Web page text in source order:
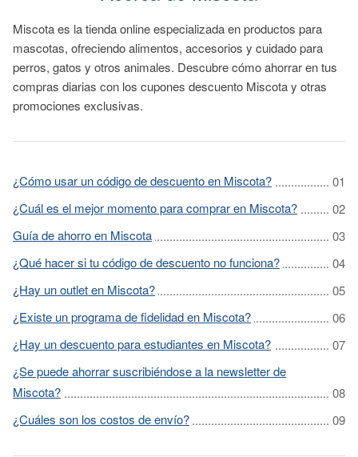
Miscota es la tienda online especializada en productos para
mascotas, ofreciendo alimentos, accesorios y cuidado para
perros, gatos y otros animales. Descubre cómo ahorrar en tus
compras diarias con los cupones descuento Miscota y otras
promociones exclusivas.
¿Cómo usar un código de descuento en Miscota?
¿Cuál es el mejor momento para comprar en Miscota?
Guía de ahorro en Miscota
¿Qué hacer si tu código de descuento no funciona?
¿Hay un outlet en Miscota?
¿Existe un programa de fidelidad en Miscota?
¿Hay un descuento para estudiantes en Miscota?
¿Se puede ahorrar suscribiéndose a la newsletter de
Miscota?
¿Cuáles son los costos de envío?